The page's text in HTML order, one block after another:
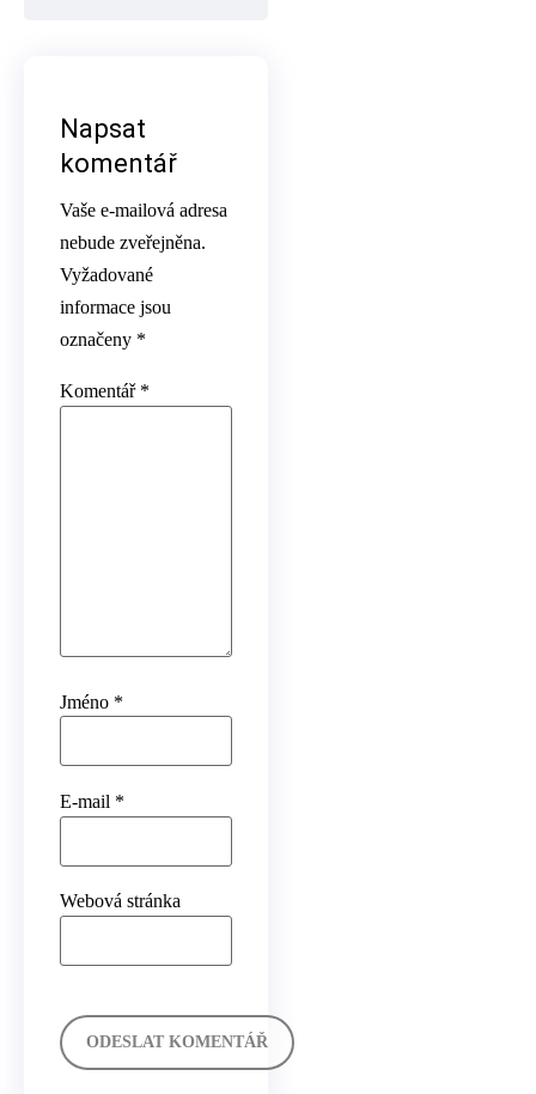
Napsat
komentář
Vaše e-mailová adresa
nebude zveřejněna.
Vyžadované
informace jsou
označeny *
Komentář *
Jméno *
E-mail *
Webová stránka